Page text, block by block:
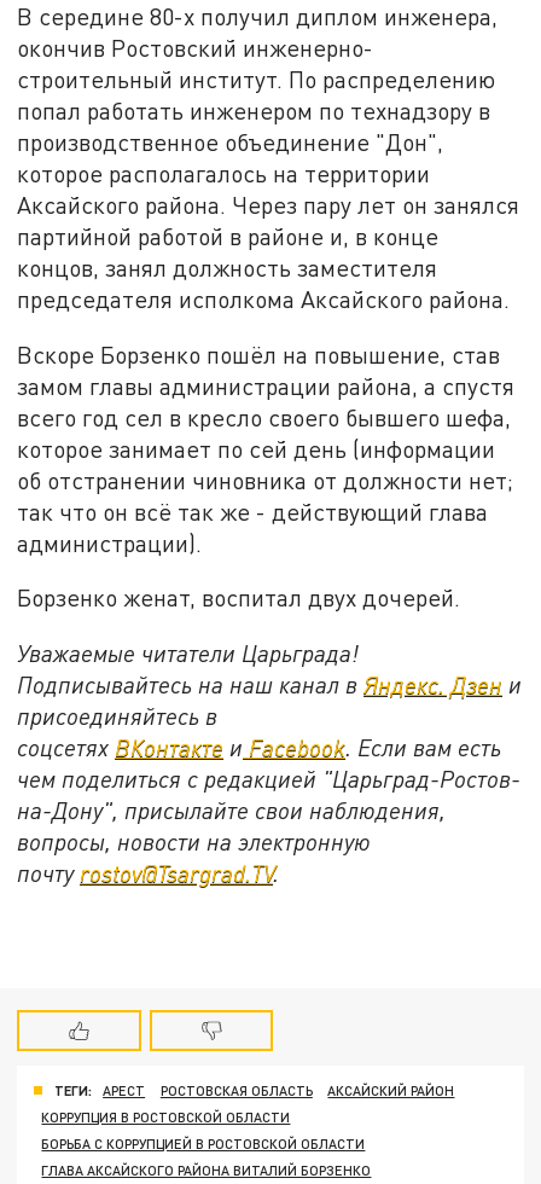
В середине 80-х получил диплом инженера,
окончив Ростовский инженерно-
строительный институт. По распределению
попал работать инженером по технадзору в
производственное объединение "Дон",
которое располагалось на территории
Аксайского района. Через пару лет он занялся
партийной работой в районе и, в конце
концов, занял должность заместителя
председателя исполкома Аксайского района.
Вскоре Борзенко пошёл на повышение, став
замом главы администрации района, а спустя
всего год сел в кресло своего бывшего шефа,
которое занимает по сей день (информации
об отстранении чиновника от должности нет;
так что он всё так же - действующий глава
администрации).
Борзенко женат, воспитал двух дочерей.
Уважаемые читатели Царьграда!
Подписывайтесь на наш канал вЯндекс. Дзен и
присоединяйтесь в
соцсетях ВКонтакте и Facebook. Если вам есть
чем поделиться с редакцией "Царьград-Ростов-
на-Дону", присылайте свои наблюдения,
вопросы, новости на электронную
почту rostov@Tsargrad.TV.
ТЕГИ: АРЕСТ РОСТОВСКАЯ ОБЛАСТЬ
АКСАЙСКИЙ РАЙОН
КОРРУПЦИЯ В РОСТОВСКОЙ ОБЛАСТИ
БОРЬБА С КОРРУПЦИЕЙ В РОСТОВСКОЙ ОБЛАСТИ
ГЛАВА АКСАЙСКОГО РАЙОНА ВИТАЛИЙ БОРЗЕНКО